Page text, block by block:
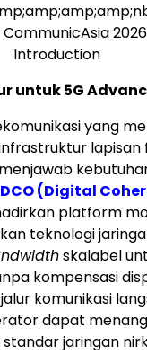
Introduction
untuk 5G
yang
lapisan
DCO (Digital
platform
teknologi
skalabel
kompensasi
komunikasi
dapat
jaringan